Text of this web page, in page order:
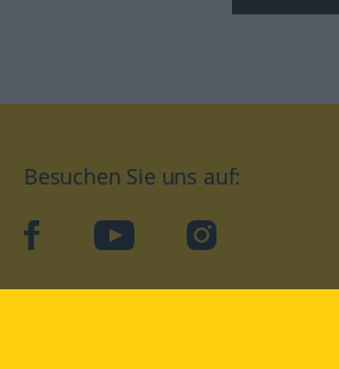
Besuchen Sie uns auf:
facebookYouTube Instagram